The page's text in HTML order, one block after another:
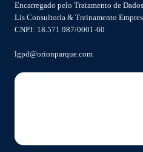
Encarregado pelo Tratamento de
Lis Consultoria & Treinamento
CNPJ: 18.571.987/0001-60
lgpd@orionparque.com